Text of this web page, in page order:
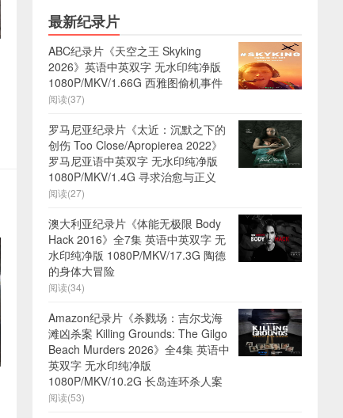
最新纪录片
ABC纪录片《天空之王 Skyking
2026》英语中英双字 无水印纯净版
1080P/MKV/1.66G 西雅图偷机事件
阅读(37)
罗马尼亚纪录片《太近：沉默之下的
创伤 Too Close/Apropierea 2022》
罗马尼亚语中英双字 无水印纯净版
1080P/MKV/1.4G 寻求治愈与正义
阅读(27)
澳大利亚纪录片《体能无极限 Body
Hack 2016》全7集 英语中英双字 无
水印纯净版 1080P/MKV/17.3G 陶德
的身体大冒险
阅读(34)
Amazon纪录片《杀戮场：吉尔戈海
滩凶杀案 Killing Grounds: The Gilgo
Beach Murders 2026》全4集 英语中
英双字 无水印纯净版
1080P/MKV/10.2G 长岛连环杀人案
阅读(53)